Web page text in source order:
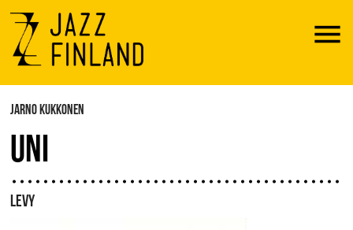
Menu
JARNO KUKKONEN
UNI
LEVY